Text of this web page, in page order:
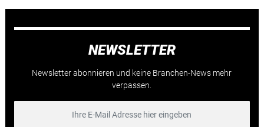
NEWSLETTER
Newsletter abonnieren und keine Branchen-News mehr
verpassen.